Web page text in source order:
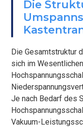
Die
Die Gesamtstruktur
sich im
Je nach Bedarf des
Vakuum-